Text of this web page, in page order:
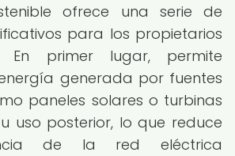
ofrece una serie de
para los propietarios
En primer lugar, permite
generada por fuentes
paneles solares o turbinas
uso posterior, lo que reduce
de la red eléctrica